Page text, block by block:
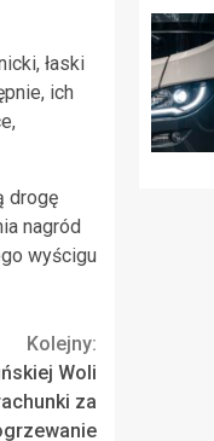
łaski
ich
drogę
nagród
wyścigu
Kolejny:
Woli
za